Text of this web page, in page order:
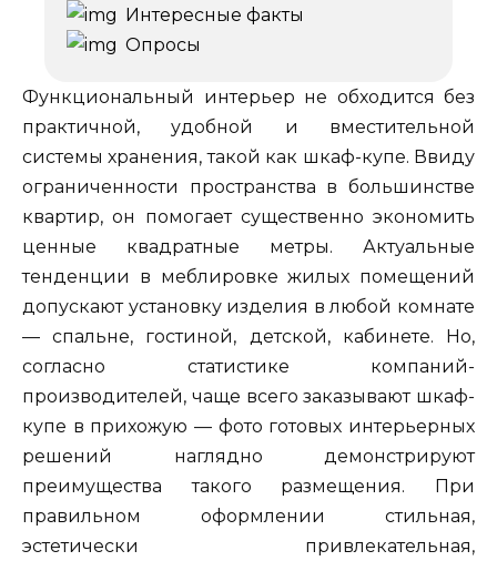
Интересные факты
Опросы
Функциональный интерьер не обходится без
практичной, удобной и вместительной
системы хранения, такой как шкаф-купе. Ввиду
ограниченности пространства в большинстве
квартир, он помогает существенно экономить
ценные квадратные метры. Актуальные
тенденции в меблировке жилых помещений
допускают установку изделия в любой комнате
— спальне, гостиной, детской, кабинете. Но,
согласно статистике компаний-
производителей, чаще всего заказывают шкаф-
купе в прихожую — фото готовых интерьерных
решений наглядно демонстрируют
преимущества такого размещения. При
правильном оформлении стильная,
эстетически привлекательная,